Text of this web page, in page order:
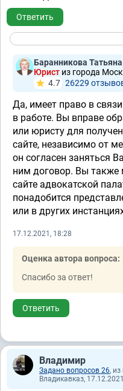
Ответить
Баранникова
Юрист из города
4.7 26229
Да, имеет право в
в работе. Вы вправе
или юристу для
сайте, независимо от
он согласен заняться
ним договор. Вы также
сайте адвокатской
понадобится
или в других
17.12.2021, 18:28
Оценка автора вопроса:
Спасибо за ответ!
Ответить
Владимир
Задано вопросов 26, из
Владикавказ,